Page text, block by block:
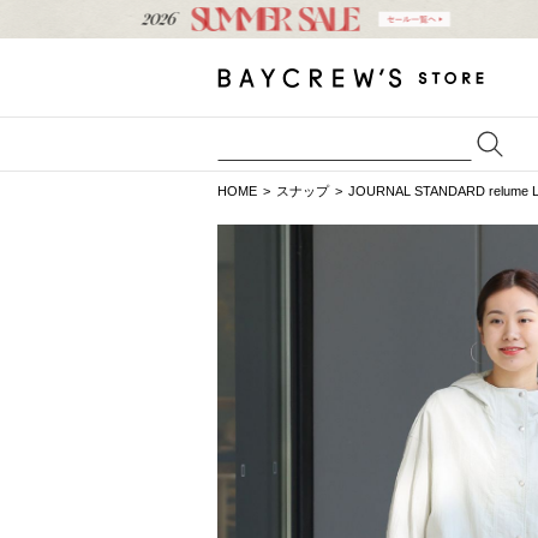
HOME スナップ JOURNAL STANDARD relume